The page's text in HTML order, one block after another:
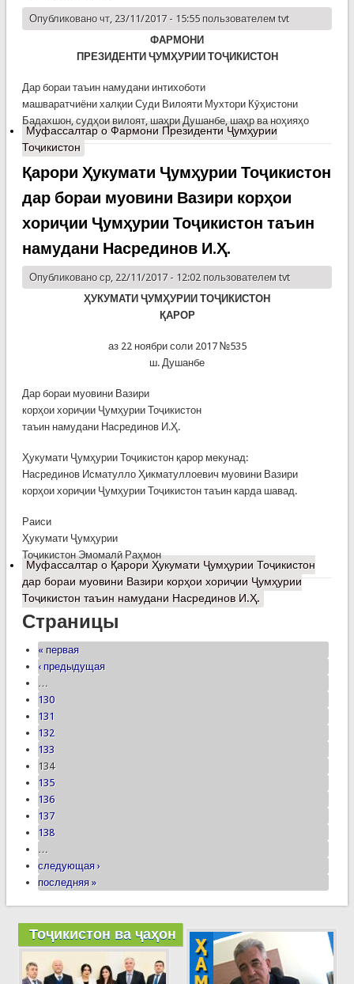
Опубликовано чт, 23/11/2017 - 15:55 пользователем tvt
ФАРМОНИ
ПРЕЗИДЕНТИ ҶУМҲУРИИ ТОҶИКИСТОН
Дар бораи таъин намудани интихоботи
машваратчиёни халқии Суди Вилояти Мухтори Кӯҳистони
Бадахшон, судҳои вилоят, шаҳри Душанбе, шаҳр ва ноҳияҳо
Муфассалтаро Фармони Президенти Ҷумҳурии
Тоҷикистон
Қарори Ҳукумати Ҷумҳурии Тоҷикистон
дар бораи муовини Вазири корҳои
хориҷии Ҷумҳурии Тоҷикистон таъин
намудани Насрединов И.Ҳ.
Опубликовано ср, 22/11/2017 - 12:02 пользователем tvt
ҲУКУМАТИ ҶУМҲУРИИ ТОҶИКИСТОН
ҚАРОР
аз 22 ноябри соли 2017 №535
ш. Душанбе
Дар бораи муовини Вазири
корҳои хориҷии Ҷумҳурии Тоҷикистон
таъин намудани Насрединов И.Ҳ.
Ҳукумати Ҷумҳурии Тоҷикистон қарор мекунад:
Насрединов Исматулло Ҳикматуллоевич муовини Вазири
корҳои хориҷии Ҷумҳурии Тоҷикистон таъин карда шавад.
Раиси
Ҳукумати Ҷумҳурии
Тоҷикистон Эмомалӣ Раҳмон
Муфассалтаро Қарори Ҳукумати Ҷумҳурии Тоҷикистон
дар бораи муовини Вазири корҳои хориҷии Ҷумҳурии
Тоҷикистон таъин намудани Насрединов И.Ҳ.
Страницы
« первая
‹ предыдущая
…
130
131
132
133
134
135
136
137
138
…
следующая ›
последняя »
Тоҷикистон ва ҷаҳон